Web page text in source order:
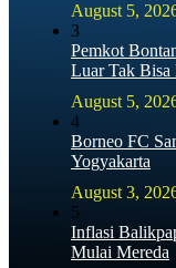
August 5,
3
Pemkot
Luar Tak
August 5,
4
Borneo FC
Yogyakarta
August 3,
5
Inflasi
Mulai Mereda